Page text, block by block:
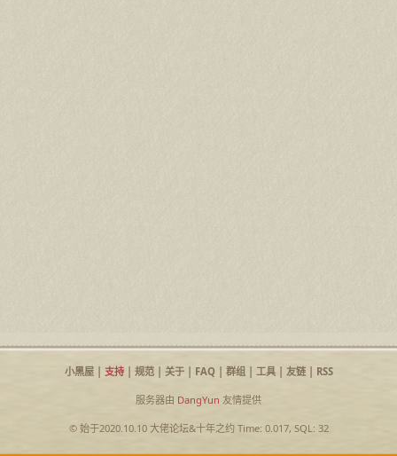
小黑屋| 支持| 规范| 关于| FAQ| 群组| 工具| 友链| RSS
服务器由 DangYun 友情提供
© 始于2020.10.10 大佬论坛&十年之约Time: 0.017, SQL: 32